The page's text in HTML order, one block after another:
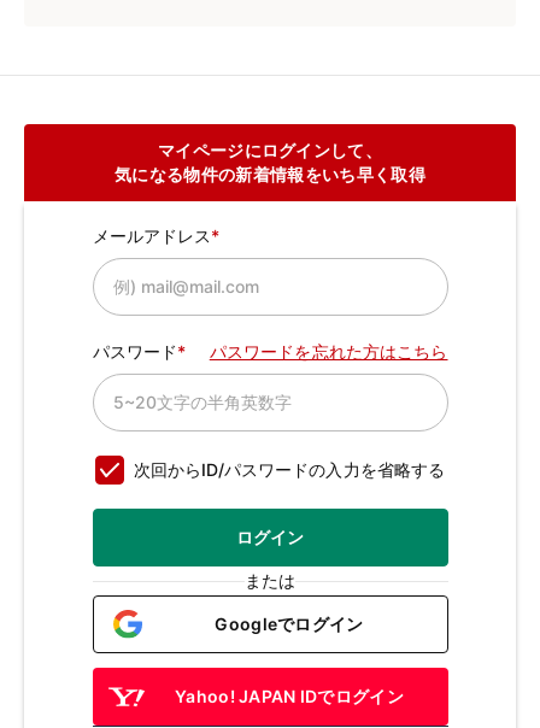
マイページにログインして、
気になる物件の新着情報をいち早く取得
メールアドレス
パスワード パスワードを忘れた方はこちら
次回からID/パスワードの入力を省略する
ログイン
または
Googleでログイン
Yahoo! JAPAN IDでログイン